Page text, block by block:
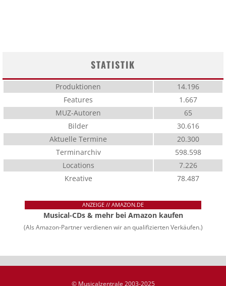
STATISTIK
Produktionen
14.196
Features
1.667
MUZ-Autoren
65
Bilder
30.616
Aktuelle Termine
20.300
Terminarchiv
598.598
Locations
7.226
Kreative
78.487
ANZEIGE // AMAZON.DE
Musical-CDs & mehr bei Amazon kaufen
(Als Amazon-Partner verdienen wir an qualifizierten Verkäufen.)
© Musicalzentrale 2003-2025